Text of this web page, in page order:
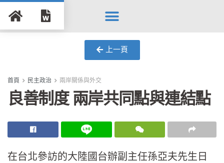
上一頁
首頁 民主政治 兩岸關係與外交
良善制度 兩岸共同點與連結點
在台北參訪的大陸國台辦副主任孫亞夫先生日